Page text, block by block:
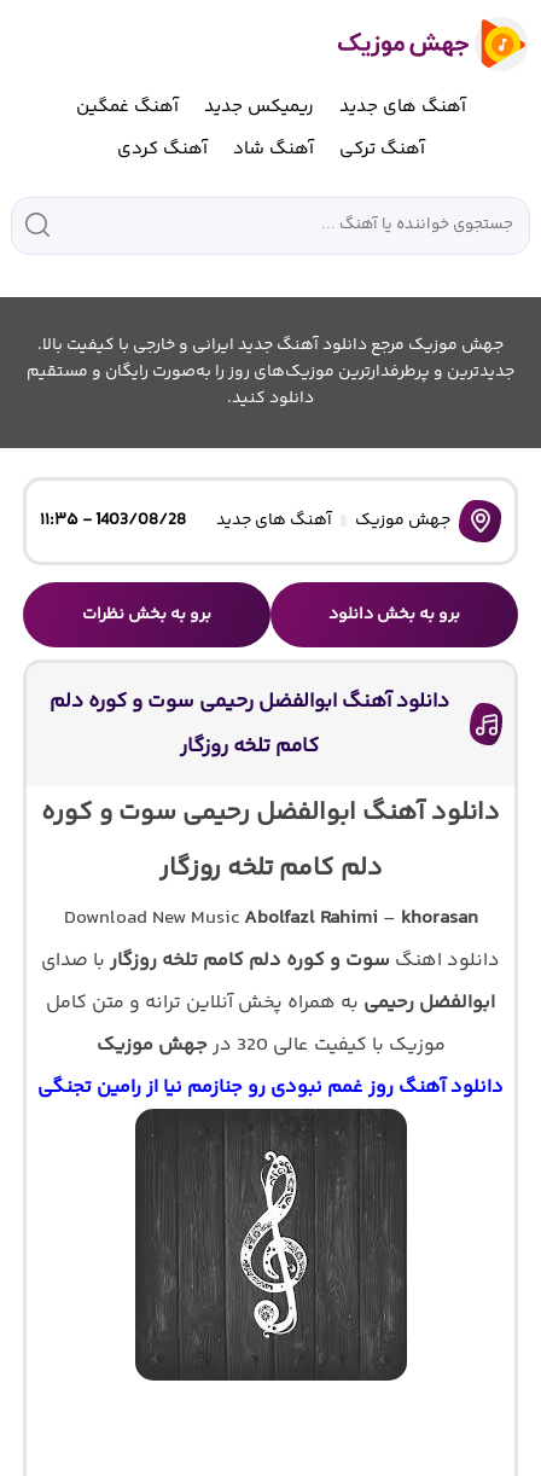
آهنگ های جدید ریمیکس جدید
آهنگ غمگین
آهنگ ترکی
آهنگ شاد آهنگ کردی
جهش موزیک مرجع دانلود آهنگ جدید ایرانی و خارجی با کیفیت بالا.
جدیدترین و پرطرفدارترین موزیک‌های روز را به‌صورت رایگان و مستقیم
دانلود کنید.
جهش موزیک آهنگ های جدید 1403/08/28 - ۱۱:۳۵
برو به بخش دانلود برو به بخش نظرات
دانلود آهنگ ابوالفضل رحیمی سوت و کوره دلم
کامم تلخه روزگار
دانلود آهنگ ابوالفضل رحیمی سوت و کوره
دلم کامم تلخه روزگار
Download New Music Abolfazl Rahimi – khorasan
دانلود اهنگ سوت و کوره دلم کامم تلخه روزگار با صدای
ابوالفضل رحیمی به همراه پخش آنلاین ترانه و متن کامل
موزیک با کیفیت عالی 320 در
جهش موزیک
دانلود آهنگ روز غمم نبودی رو جنازمم نیا از رامین تجنگی